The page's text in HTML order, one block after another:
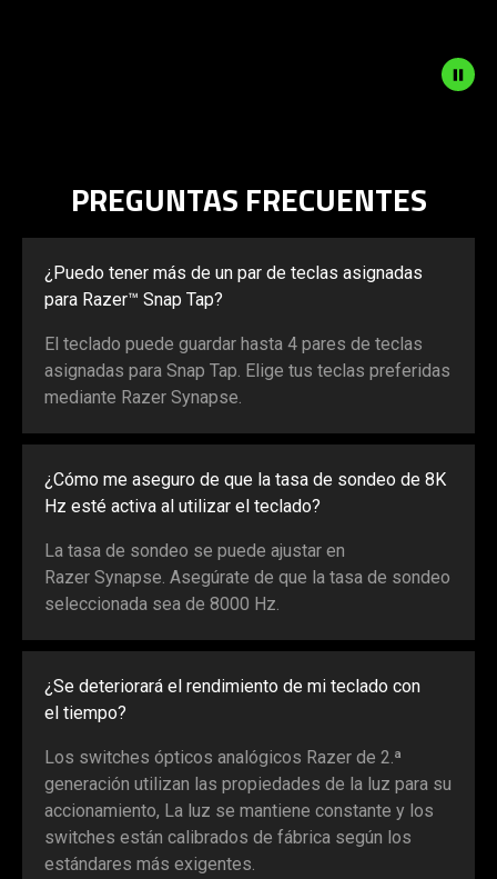
PREGUNTAS FRECUENTES
¿Puedo tener más de un par de teclas asignadas
para Razer™ Snap Tap?
El teclado puede guardar hasta 4 pares de teclas
asignadas para Snap Tap. Elige tus teclas preferidas
mediante Razer Synapse.
¿Cómo me aseguro de que la tasa de sondeo de 8K
Hz esté activa al utilizar el teclado?
La tasa de sondeo se puede ajustar en
Razer Synapse. Asegúrate de que la tasa de sondeo
seleccionada sea de 8000 Hz.
¿Se deteriorará el rendimiento de mi teclado con
el tiempo?
Los switches ópticos analógicos Razer de 2.ª
generación utilizan las propiedades de la luz para su
accionamiento, La luz se mantiene constante y los
switches están calibrados de fábrica según los
estándares más exigentes.